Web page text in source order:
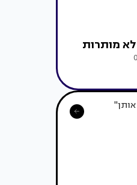
מותרות